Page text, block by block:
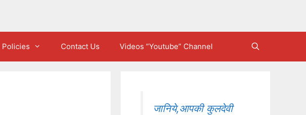
Policies Contact Us Videos ”Youtube” Channel
जानिये,आपकी कुलदेवी